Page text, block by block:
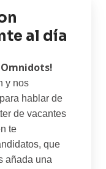
al día
y nos
hablar de
de vacantes
te
que
añada una